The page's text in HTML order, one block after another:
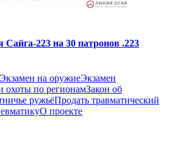
Сайга-223 на 30 патронов .223
Экзамен на оружиеЭкзамен
охоты по регионамЗакон об
ружьёПродать травматический
О проекте